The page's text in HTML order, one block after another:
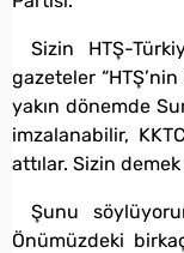
Sizin HTŞ-
gazeteler
yakın dönemde
imzalanabilir,
attılar. Sizin
Şunu
Önümüzdeki